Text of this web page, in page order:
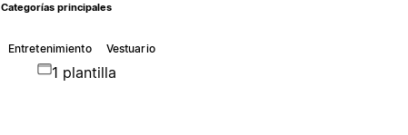
Categorías principales
Entretenimiento Vestuario
1 plantilla